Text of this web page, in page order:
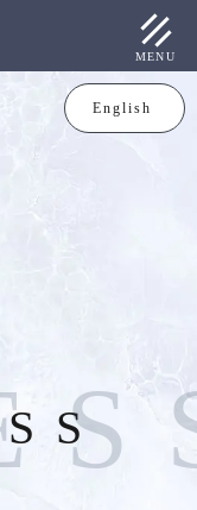
MENU
English
S